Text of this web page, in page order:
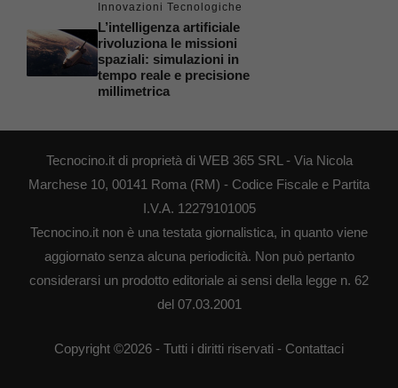
Innovazioni Tecnologiche
L’intelligenza artificiale
rivoluziona le missioni
spaziali: simulazioni in
tempo reale e precisione
millimetrica
Tecnocino.it di proprietà di WEB 365 SRL - Via Nicola
Marchese 10, 00141 Roma (RM) - Codice Fiscale e Partita
I.V.A. 12279101005
Tecnocino.it non è una testata giornalistica, in quanto viene
aggiornato senza alcuna periodicità. Non può pertanto
considerarsi un prodotto editoriale ai sensi della legge n. 62
del 07.03.2001
Copyright ©2026 - Tutti i diritti riservati - Contattaci